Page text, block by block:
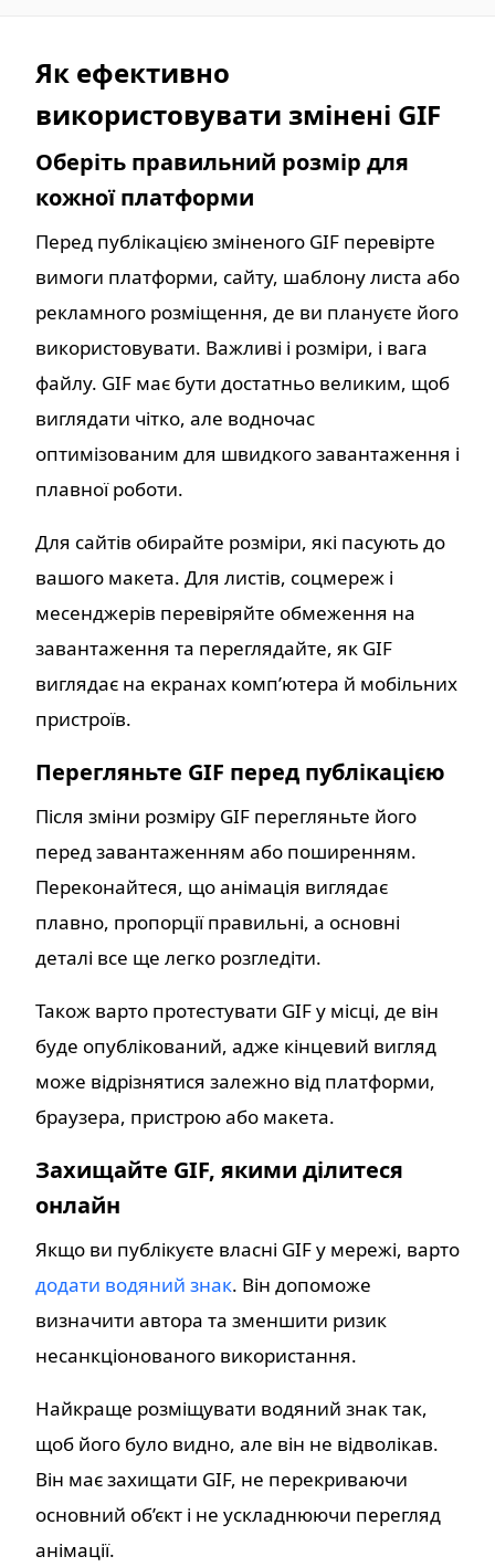
Як ефективно
використовувати змінені GIF
Оберіть правильний розмір для
кожної платформи
Перед публікацією зміненого GIF перевірте
вимоги платформи, сайту, шаблону листа або
рекламного розміщення, де ви плануєте його
використовувати. Важливі і розміри, і вага
файлу. GIF має бути достатньо великим, щоб
виглядати чітко, але водночас
оптимізованим для швидкого завантаження і
плавної роботи.
Для сайтів обирайте розміри, які пасують до
вашого макета. Для листів, соцмереж і
месенджерів перевіряйте обмеження на
завантаження та переглядайте, як GIF
виглядає на екранах комп’ютера й мобільних
пристроїв.
Перегляньте GIF перед публікацією
Після зміни розміру GIF перегляньте його
перед завантаженням або поширенням.
Переконайтеся, що анімація виглядає
плавно, пропорції правильні, а основні
деталі все ще легко розгледіти.
Також варто протестувати GIF у місці, де він
буде опублікований, адже кінцевий вигляд
може відрізнятися залежно від платформи,
браузера, пристрою або макета.
Захищайте GIF, якими ділитеся
онлайн
Якщо ви публікуєте власні GIF у мережі, варто
додати водяний знак. Він допоможе
визначити автора та зменшити ризик
несанкціонованого використання.
Найкраще розміщувати водяний знак так,
щоб його було видно, але він не відволікав.
Він має захищати GIF, не перекриваючи
основний об’єкт і не ускладнюючи перегляд
анімації.